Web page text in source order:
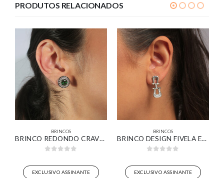
PRODUTOS RELACIONADOS
BRINCOS
BRINCO REDONDO CRAVEJADO COM ZIRCÔNIA ESMERALDA BANHADO EM OURO BRANCO
EXCLUSIVO ASSINANTE
BRINCOS
BRINCO DESIGN FIVELA ESTILIZADA BANHADO EM OURO BRANCO
EXCLUSIVO ASSINANTE